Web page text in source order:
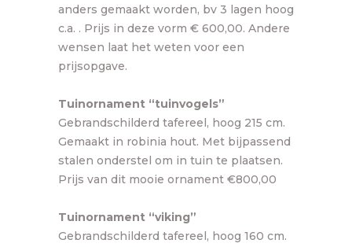
anders gemaakt worden, bv 3 lagen hoog
c.a. . Prijs in deze vorm € 600,00. Andere
wensen laat het weten voor een
prijsopgave.
Tuinornament “tuinvogels”
Gebrandschilderd tafereel, hoog 215 cm.
Gemaakt in robinia hout. Met bijpassend
stalen onderstel om in tuin te plaatsen.
Prijs van dit mooie ornament €800,00
Tuinornament “viking”
Gebrandschilderd tafereel, hoog 160 cm.